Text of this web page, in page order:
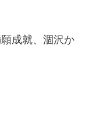
成就、涸沢か